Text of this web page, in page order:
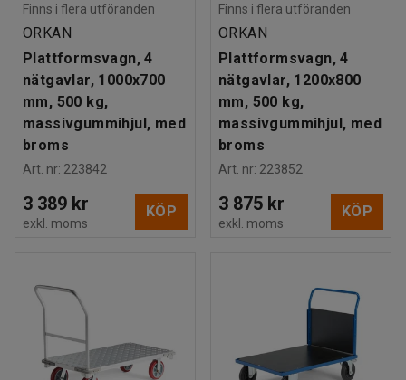
Finns i flera utföranden
ORKAN
Plattformsvagn, 4
nätgavlar, 1000x700
mm, 500 kg,
massivgummihjul, med
broms
Art. nr: 223842
3 389 kr
exkl. moms
KÖP
Finns i flera utföranden
ORKAN
Plattformsvagn, 4
nätgavlar, 1200x800
mm, 500 kg,
massivgummihjul, med
broms
Art. nr: 223852
3 875 kr
exkl. moms
KÖP